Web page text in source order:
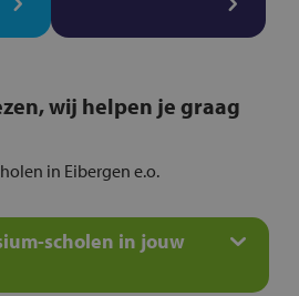
wij helpen je graag
in Eibergen e.o.
scholen in jouw